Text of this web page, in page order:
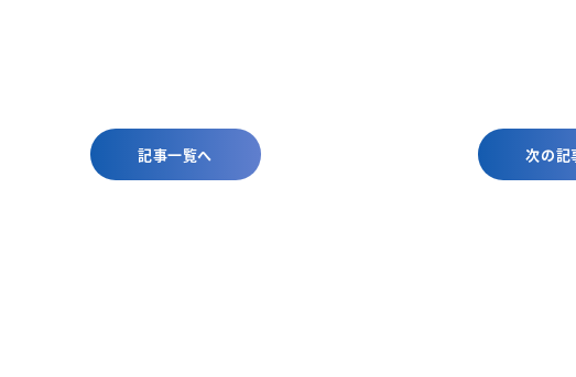
記事一覧へ 次の記